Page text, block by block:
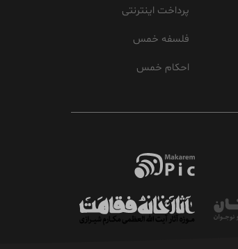
پرداخت اینترنتی
فلسفه خمس
احکام خمس